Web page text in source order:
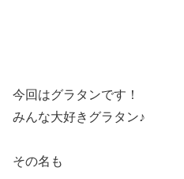
今回はグラタンです！
みんな大好きグラタン♪
その名も